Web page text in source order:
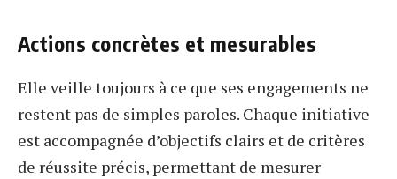
Actions concrètes et mesurables
Elle veille toujours à ce que ses engagements ne
restent pas de simples paroles. Chaque initiative
est accompagnée d’objectifs clairs et de critères
de réussite précis, permettant de mesurer